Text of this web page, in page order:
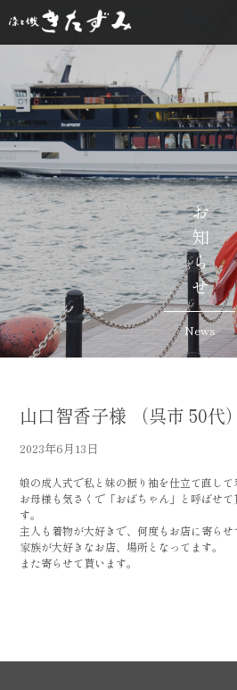
お知らせ
News
山口智香子様 （呉市 50代）
2023年6月13日
娘の成人式で私と妹の振り袖を仕立て直して
お母様も気さくで「おばちゃん」と呼ばせ
す。
主人も着物が大好きで、何度もお店に寄らせ
家族が大好きなお店、場所となってます。
また寄らせて貰います。